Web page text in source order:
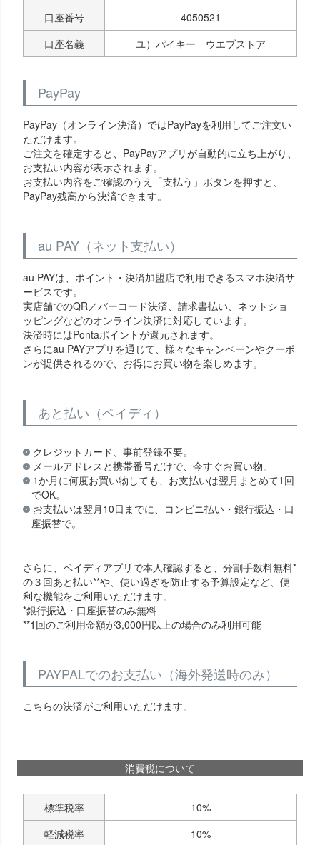
口座番号
4050521
口座名義
ユ）パイキー ウエブストア
PayPay
PayPay（オンライン決済）ではPayPayを利用してご注文い
ただけます。
ご注文を確定すると、PayPayアプリが自動的に立ち上がり、
お支払い内容が表示されます。
お支払い内容をご確認のうえ「支払う」ボタンを押すと、
PayPay残高から決済できます。
au PAY（ネット支払い）
au PAYは、ポイント・決済加盟店で利用できるスマホ決済サ
ービスです。
実店舗でのQR／バーコード決済、請求書払い、ネットショ
ッピングなどのオンライン決済に対応しています。
決済時にはPontaポイントが還元されます。
さらにau PAYアプリを通じて、様々なキャンペーンやクーポ
ンが提供されるので、お得にお買い物を楽しめます。
あと払い（ペイディ）
クレジットカード、事前登録不要。
メールアドレスと携帯番号だけで、今すぐお買い物。
1か月に何度お買い物しても、お支払いは翌月まとめて1回
でOK。
お支払いは翌月10日までに、コンビニ払い・銀行振込・口
座振替で。
さらに、ペイディアプリで本人確認すると、分割手数料無料*
の３回あと払い**や、使い過ぎを防止する予算設定など、便
利な機能をご利用いただけます。
*銀行振込・口座振替のみ無料
**1回のご利用金額が3,000円以上の場合のみ利用可能
PAYPALでのお支払い（海外発送時のみ）
こちらの決済がご利用いただけます。
消費税について
標準税率
10%
軽減税率
10%